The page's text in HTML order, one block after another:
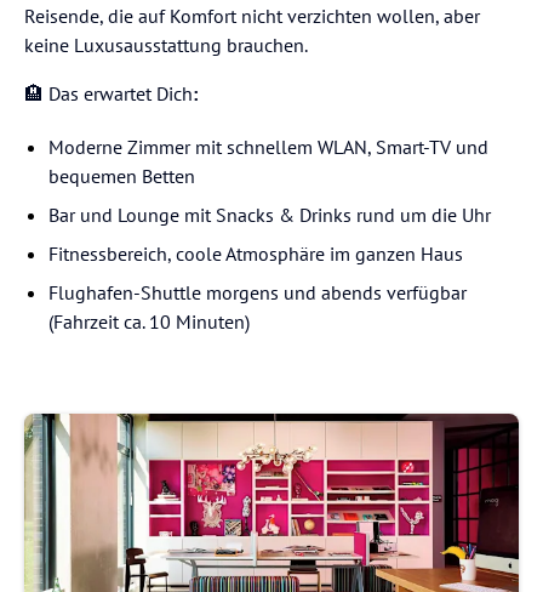
Reisende, die auf Komfort nicht verzichten wollen, aber
keine Luxusausstattung brauchen.
🏨 Das erwartet Dich:
Moderne Zimmer mit schnellem WLAN, Smart-TV und
bequemen Betten
Bar und Lounge mit Snacks & Drinks rund um die Uhr
Fitnessbereich, coole Atmosphäre im ganzen Haus
Flughafen-Shuttle morgens und abends verfügbar
(Fahrzeit ca. 10 Minuten)